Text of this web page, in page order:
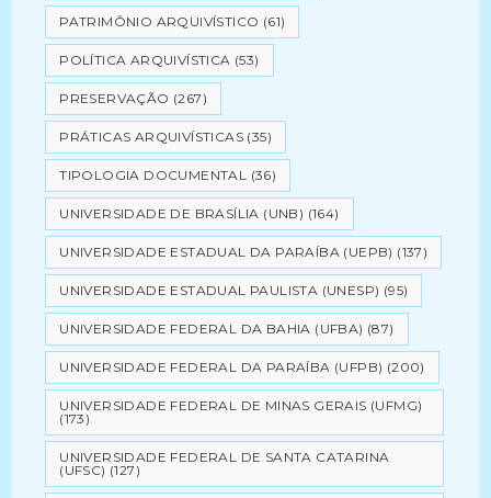
PATRIMÔNIO ARQUIVÍSTICO (61)
POLÍTICA ARQUIVÍSTICA (53)
PRESERVAÇÃO (267)
PRÁTICAS ARQUIVÍSTICAS (35)
TIPOLOGIA DOCUMENTAL (36)
UNIVERSIDADE DE BRASÍLIA (UNB) (164)
UNIVERSIDADE ESTADUAL DA PARAÍBA (UEPB) (137)
UNIVERSIDADE ESTADUAL PAULISTA (UNESP) (95)
UNIVERSIDADE FEDERAL DA BAHIA (UFBA) (87)
UNIVERSIDADE FEDERAL DA PARAÍBA (UFPB) (200)
UNIVERSIDADE FEDERAL DE MINAS GERAIS (UFMG)
(173)
UNIVERSIDADE FEDERAL DE SANTA CATARINA
(UFSC) (127)